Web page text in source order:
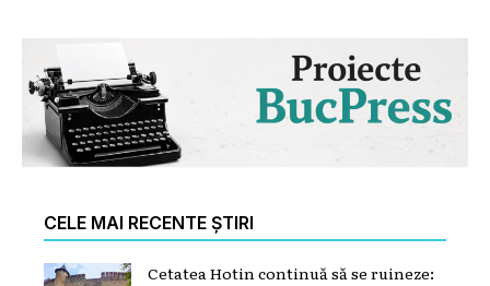
CELE MAI RECENTE ȘTIRI
Cetatea Hotin continuă să se ruineze: